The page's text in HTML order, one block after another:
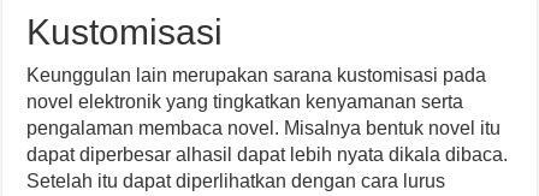
Kustomisasi
Keunggulan lain merupakan sarana kustomisasi pada
novel elektronik yang tingkatkan kenyamanan serta
pengalaman membaca novel. Misalnya bentuk novel itu
dapat diperbesar alhasil dapat lebih nyata dikala dibaca.
Setelah itu dapat diperlihatkan dengan cara lurus